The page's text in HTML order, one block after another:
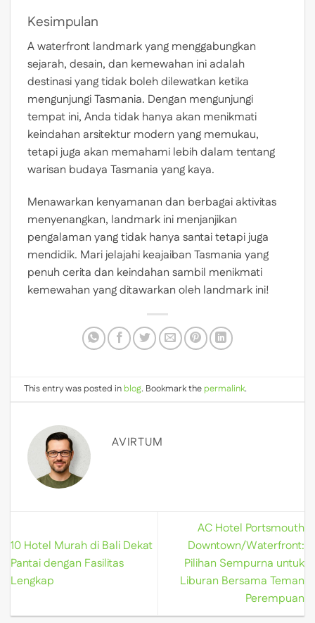
Kesimpulan
A waterfront landmark yang menggabungkan
sejarah, desain, dan kemewahan ini adalah
destinasi yang tidak boleh dilewatkan ketika
mengunjungi Tasmania. Dengan mengunjungi
tempat ini, Anda tidak hanya akan menikmati
keindahan arsitektur modern yang memukau,
tetapi juga akan memahami lebih dalam tentang
warisan budaya Tasmania yang kaya.
Menawarkan kenyamanan dan berbagai aktivitas
menyenangkan, landmark ini menjanjikan
pengalaman yang tidak hanya santai tetapi juga
mendidik. Mari jelajahi keajaiban Tasmania yang
penuh cerita dan keindahan sambil menikmati
kemewahan yang ditawarkan oleh landmark ini!
This entry was posted in blog. Bookmark the permalink.
AVIRTUM
10 Hotel Murah di Bali Dekat
Pantai dengan Fasilitas
Lengkap
AC Hotel Portsmouth
Downtown/Waterfront:
Pilihan Sempurna untuk
Liburan Bersama Teman
Perempuan